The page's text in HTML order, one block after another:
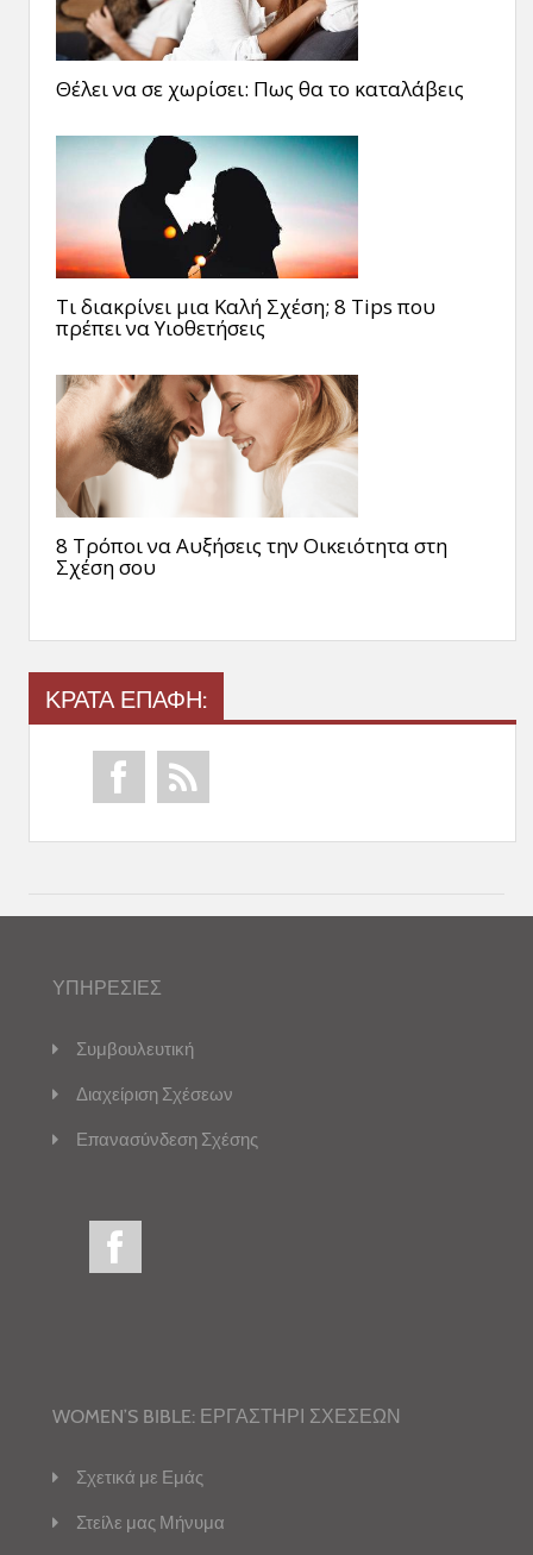
Θέλει να σε χωρίσει: Πως θα το καταλάβεις
Τι διακρίνει μια Καλή Σχέση; 8 Tips που
πρέπει να Υιοθετήσεις
8 Τρόποι να Αυξήσεις την Οικειότητα στη
Σχέση σου
ΚΡΑΤΑ ΕΠΑΦΗ:
ΥΠΗΡΕΣΙΕΣ
Συμβουλευτική
Διαχείριση Σχέσεων
Επανασύνδεση Σχέσης
WOMEN’S BIBLE: ΕΡΓΑΣΤΗΡΙ ΣΧΕΣΕΩΝ
Σχετικά με Εμάς
Στείλε μας Μήνυμα